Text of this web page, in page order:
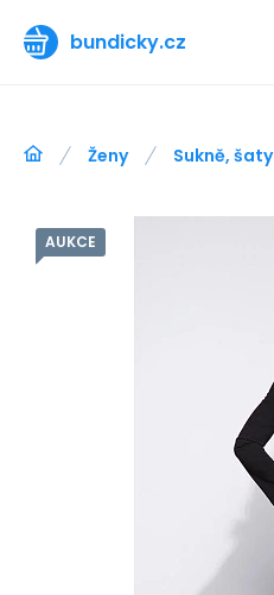
bundicky.cz
Ženy Sukně, šaty
AUKCE